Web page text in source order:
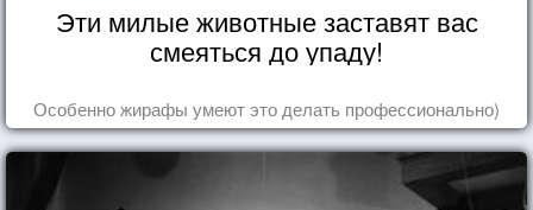
Эти милые животные заставят вас
смеяться до упаду!
Особенно жирафы умеют это делать профессионально)